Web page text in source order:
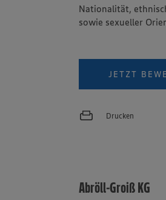
Nationalität,
sowie sexueller
JETZT
Drucken
Abröll-Groiß KG